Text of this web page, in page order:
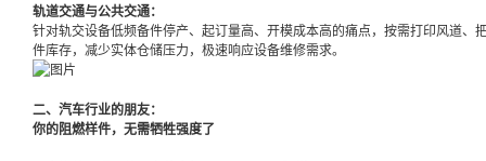
轨道交通与公共交通：
针对轨交设备低频备件停产、起订量高、开模成本高的痛点，按需打印风道、
件库存，减少实体仓储压力，极速响应设备维修需求。
二、汽车行业的朋友：
你的阻燃样件，无需牺牲强度了